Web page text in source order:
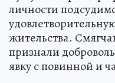
личности
жительства.
признали
явку с повинной и